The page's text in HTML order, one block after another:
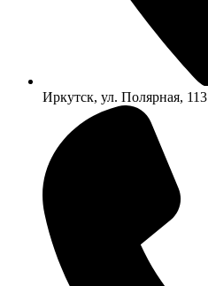
Иркутск, ул. Полярная, 113